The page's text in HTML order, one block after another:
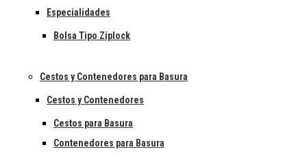
Especialidades
Bolsa Tipo Ziplock
Cestos y Contenedores para Basura
Cestos y Contenedores
Cestos para Basura
Contenedores para Basura